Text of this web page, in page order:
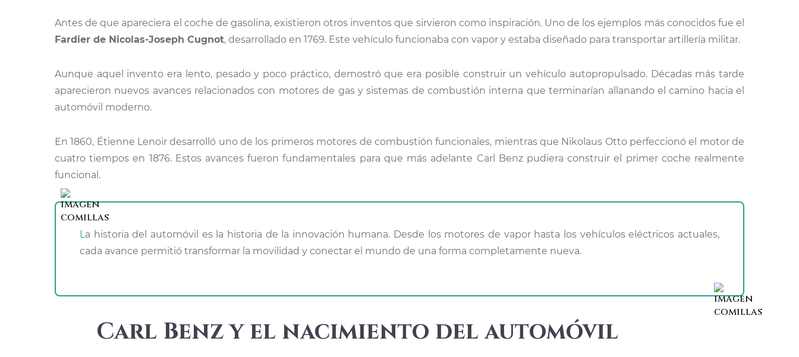
Antes de que apareciera el coche de gasolina, existieron otros inventos que sirvieron como inspiración. Uno de los ejemplos más conocidos fue el
Fardier de Nicolas-Joseph Cugnot, desarrollado en 1769. Este vehículo funcionaba con vapor y estaba diseñado para transportar artillería militar.
Aunque aquel invento era lento, pesado y poco práctico, demostró que era posible construir un vehículo autopropulsado. Décadas más tarde
aparecieron nuevos avances relacionados con motores de gas y sistemas de combustión interna que terminarían allanando el camino hacia el
automóvil moderno.
En 1860, Étienne Lenoir desarrolló uno de los primeros motores de combustión funcionales, mientras que Nikolaus Otto perfeccionó el motor de
cuatro tiempos en 1876. Estos avances fueron fundamentales para que más adelante Carl Benz pudiera construir el primer coche realmente
funcional.
La historia del automóvil es la historia de la innovación humana. Desde los motores de vapor hasta los vehículos eléctricos actuales,
cada avance permitió transformar la movilidad y conectar el mundo de una forma completamente nueva.
Carl Benz y el nacimiento del automóvil